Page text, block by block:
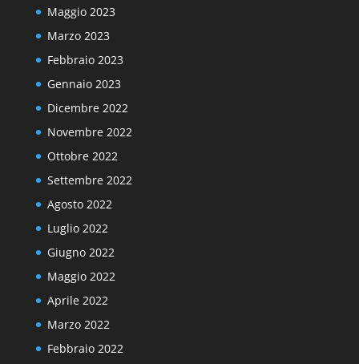
Maggio 2023
Marzo 2023
Febbraio 2023
Gennaio 2023
Dicembre 2022
Novembre 2022
Ottobre 2022
Settembre 2022
Agosto 2022
Luglio 2022
Giugno 2022
Maggio 2022
Aprile 2022
Marzo 2022
Febbraio 2022